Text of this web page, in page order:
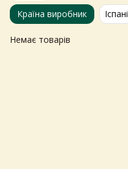
Країна виробник
Немає товарів